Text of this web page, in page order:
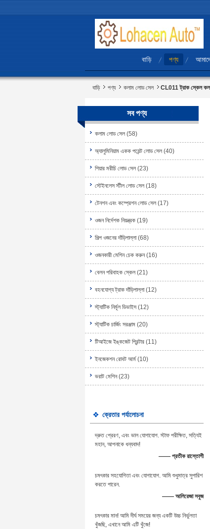
বাড়ি পণ্য
বাড়ি পণ্য কলাম লোড সেল CL011 ট্রাক স্কেল
সব পণ্য
কলাম লোড সেল (58)
অ্যালুমিনিয়াম একক পয়েন্ট লোড সেল (40)
শিয়ার মরীচি লোড সেল (23)
স্টেইনলেস স্টীল লোড সেল (18)
টেনশন এবং কম্প্রেশন লোড সেল (17)
ওজন নির্দেশক নিয়ন্ত্রক (19)
শিল্প ওজনের দাঁড়িপাল্লা (68)
ওজনকারী মেশিন চেক করুন (16)
বেলন পরিবাহক স্কেল (21)
বহনযোগ্য ট্রাক দাঁড়িপাল্লা (12)
স্ট্যাটিক নির্মূল ডিভাইস (12)
স্ট্যাটিক চার্জিং সরঞ্জাম (20)
টিআইজে ইঙ্কজেট প্রিন্টার (11)
ইনজেকশন রোবট আর্ম (10)
ভরাট মেশিন (23)
ক্রেতার পর্যালোচনা
দ্রুত প্রেরণ, এবং ভাল যোগাযোগ. স্টাফ পরীক্ষিত, সত্যিই
মহান, আপনাকে ধন্যবাদ!
—— প্রতীক রাস্তোগী
চমৎকার সহযোগিতা এবং যোগাযোগ. আমি শুধুমাত্র সুপারিশ
করতে পারেন.
—— আলিরেজা সবুজ
চমৎকার মান! আমি দীর্ঘ সময়ের জন্য একটি উচ্চ নির্ভুলতা
খুঁজছি, এখানে আমি এটি খুঁজে!